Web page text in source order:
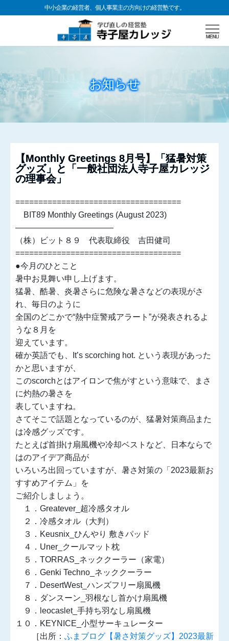
中小企業の経営者、個人事業主の方向けの経営塾です。
お知らせ
【Monthly Greetings 8月号】「猛暑対策
グッズ」と「一般社団法人寺子屋カレッジ
の理事会」
====================================
BIT89 Monthly Greetings (August 2023)
————————————
（株）ビット８９ 代表取締役 吉田健司
====================================
●今月のひとこと
暑中お見舞い申し上げます。
猛暑、酷暑、炎暑さらに危険な暑さなどの表現がさ
れ、毎日のように
全国のどこかで“熱中症警戒アラート”が発表されるよ
うな８月を
迎えています。
確か英語でも、It’s scorching hot. という表現があった
かと思いますが、
このscorchとはアイロンで焦がすという意味で、まさ
に灼熱の暑さを
表していますね。
さてそこで話題となっているのが、猛暑対策商品また
は冷感グッズです。
たとえば首掛け扇風機や冷却ベストなど、日本ならで
はのアイデア商品が
いろいろ出回っていますが、暑さ対策の「2023最新お
すすめアイテム」を
ご紹介しましょう。
１．Greatever_超冷感タオル
２．冷感タオル（大判）
３．Keusnix_ひんやり 敷きパッド
４．Uner_クールマット枕
５．TORRAS_ネッククーラー（家電）
６．Genki Techno_ネッククーラー
７．DesertWest_ハンズフリー扇風機
８．ダンスーン_羽根なし首かけ扇風機
９．leocaslet_手持ち羽なし扇風機
１０．KEYNICE_小型サーキュレーター
［出所： ふまブログ【暑さ対策グッズ】2023最新